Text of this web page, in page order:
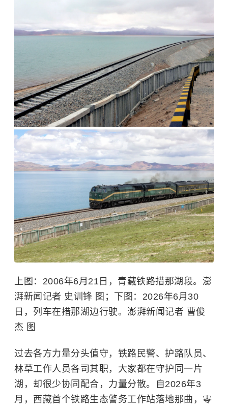
上图：2006年6月21日，青藏铁路措那湖段。澎
湃新闻记者 史训锋 图；下图：2026年6月30
日，列车在措那湖边行驶。澎湃新闻记者 曹俊
杰 图
过去各方力量分头值守，铁路民警、护路队员、
林草工作人员各司其职，大家都在守护同一片
湖，却很少协同配合，力量分散。自2026年3
月，西藏首个铁路生态警务工作站落地那曲，零